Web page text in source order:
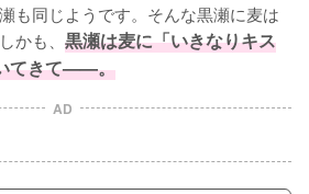
も同じようです。そんな黒瀬に麦は
かも、 黒瀬は麦に「いきなりキス
てきて——。
AD